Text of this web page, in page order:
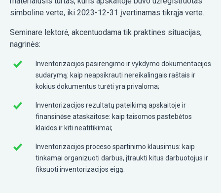
simboline verte, iki 2023-12-31 įvertinamas tikrąja verte.
Seminare lektorė, akcentuodama tik praktines situacijas,
nagrinės:
Inventorizacijos pasirengimo ir vykdymo dokumentacijos
sudarymą: kaip neapsikrauti nereikalingais raštais ir
kokius dokumentus turėti yra privaloma;
Inventorizacijos rezultatų pateikimą apskaitoje ir
finansinėse ataskaitose: kaip taisomos pastebėtos
klaidos ir kiti neatitikimai;
Inventorizacijos proceso spartinimo klausimus: kaip
tinkamai organizuoti darbus, įtraukti kitus darbuotojus ir
fiksuoti inventorizacijos eigą.